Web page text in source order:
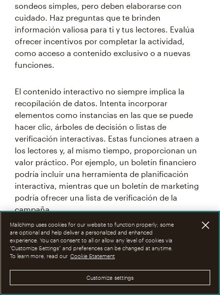
sondeos simples, pero deben elaborarse con
cuidado. Haz preguntas que te brinden
información valiosa para ti y tus lectores. Evalúa
ofrecer incentivos por completar la actividad,
como acceso a contenido exclusivo o a nuevas
funciones.
El contenido interactivo no siempre implica la
recopilación de datos. Intenta incorporar
elementos como instancias en las que se puede
hacer clic, árboles de decisión o listas de
verificación interactivas. Estas funciones atraen a
los lectores y, al mismo tiempo, proporcionan un
valor práctico. Por ejemplo, un boletín financiero
podría incluir una herramienta de planificación
interactiva, mientras que un boletín de marketing
podría ofrecer una lista de verificación de la
campaña.
Recuerda que los elementos interactivos deben ser
simples y tener un propósito claro. Cada
interacción debería aportar valor al lector o
recopilar información que ayude a mejorar el
contenido futuro. Evita agregar funciones
Mailchimp uses cookies for our website to function properly; some
are optional and help deliver a personalized and enhanced
experience. You can consent to all or allow any level of cookies via
“Customize Settings” and preferences can be changed at anytime.
To learn more, read our Cookie Statement
Customize settings